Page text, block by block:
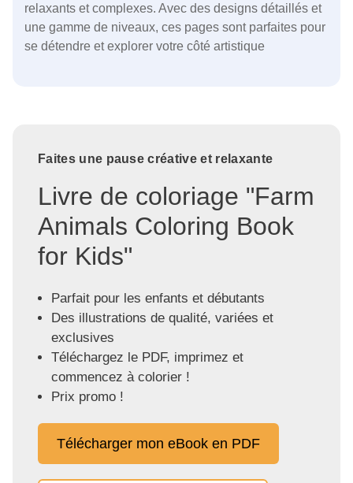
relaxants et complexes. Avec des designs détaillés et
une gamme de niveaux, ces pages sont parfaites pour
se détendre et explorer votre côté artistique
Faites une pause créative et relaxante
Livre de coloriage "Farm
Animals Coloring Book
for Kids"
Parfait pour les enfants et débutants
Des illustrations de qualité, variées et
exclusives
Téléchargez le PDF, imprimez et
commencez à colorier !
Prix promo !
Télécharger mon eBook en PDF